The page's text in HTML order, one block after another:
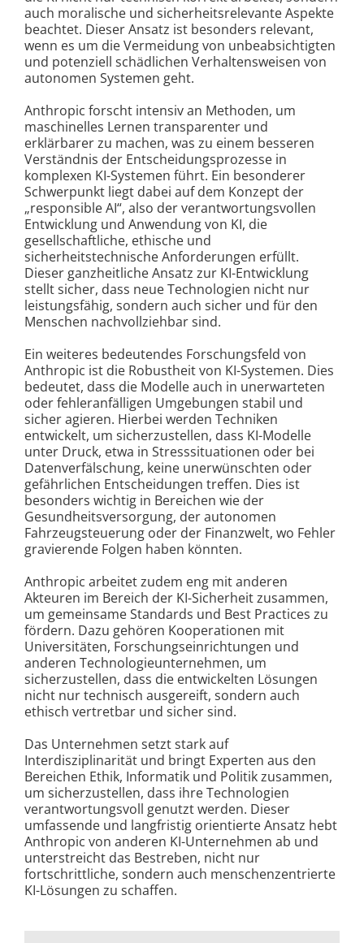
auch moralische und sicherheitsrelevante Aspekte
beachtet. Dieser Ansatz ist besonders relevant,
wenn es um die Vermeidung von unbeabsichtigten
und potenziell schädlichen Verhaltensweisen von
autonomen Systemen geht.
Anthropic forscht intensiv an Methoden, um
maschinelles Lernen transparenter und
erklärbarer zu machen, was zu einem besseren
Verständnis der Entscheidungsprozesse in
komplexen KI-Systemen führt. Ein besonderer
Schwerpunkt liegt dabei auf dem Konzept der
„responsible AI“, also der verantwortungsvollen
Entwicklung und Anwendung von KI, die
gesellschaftliche, ethische und
sicherheitstechnische Anforderungen erfüllt.
Dieser ganzheitliche Ansatz zur KI-Entwicklung
stellt sicher, dass neue Technologien nicht nur
leistungsfähig, sondern auch sicher und für den
Menschen nachvollziehbar sind.
Ein weiteres bedeutendes Forschungsfeld von
Anthropic ist die Robustheit von KI-Systemen. Dies
bedeutet, dass die Modelle auch in unerwarteten
oder fehleranfälligen Umgebungen stabil und
sicher agieren. Hierbei werden Techniken
entwickelt, um sicherzustellen, dass KI-Modelle
unter Druck, etwa in Stresssituationen oder bei
Datenverfälschung, keine unerwünschten oder
gefährlichen Entscheidungen treffen. Dies ist
besonders wichtig in Bereichen wie der
Gesundheitsversorgung, der autonomen
Fahrzeugsteuerung oder der Finanzwelt, wo Fehler
gravierende Folgen haben könnten.
Anthropic arbeitet zudem eng mit anderen
Akteuren im Bereich der KI-Sicherheit zusammen,
um gemeinsame Standards und Best Practices zu
fördern. Dazu gehören Kooperationen mit
Universitäten, Forschungseinrichtungen und
anderen Technologieunternehmen, um
sicherzustellen, dass die entwickelten Lösungen
nicht nur technisch ausgereift, sondern auch
ethisch vertretbar und sicher sind.
Das Unternehmen setzt stark auf
Interdisziplinarität und bringt Experten aus den
Bereichen Ethik, Informatik und Politik zusammen,
um sicherzustellen, dass ihre Technologien
verantwortungsvoll genutzt werden. Dieser
umfassende und langfristig orientierte Ansatz hebt
Anthropic von anderen KI-Unternehmen ab und
unterstreicht das Bestreben, nicht nur
fortschrittliche, sondern auch menschenzentrierte
KI-Lösungen zu schaffen.